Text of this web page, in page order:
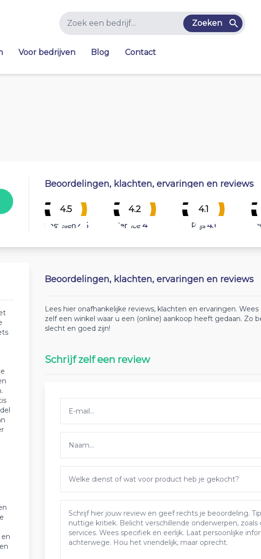
Zoeken
Voor bedrijven Blog Contact
Beoordelingen, klachten, ervaringen en reviews
4.5
Bestellen 4.5
4.2
Service 4.2
4.1
Prijs 4.1
Beoordelingen, klachten, ervaringen en reviews
Lees hier onafhankelijke reviews, klachten en ervaringen.
zelf een winkel waar u een (online) aankoop heeft gedaan.
slecht en goed zijn!
Schrijf zelf een review